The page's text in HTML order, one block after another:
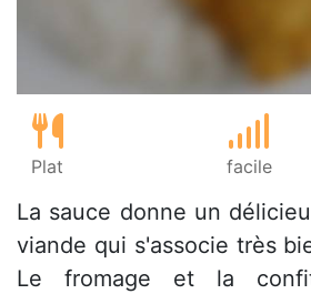
Plat facile
La sauce donne un
viande qui s'associe très
Le fromage et la